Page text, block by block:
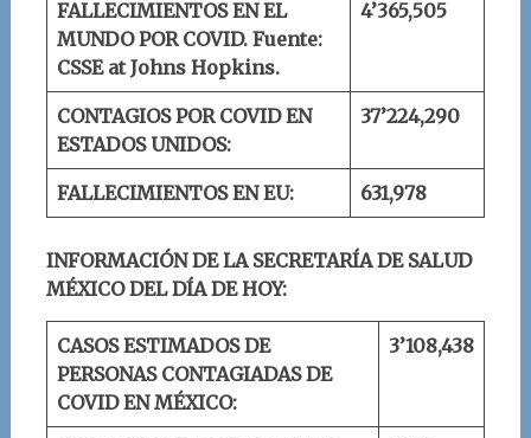
FALLECIMIENTOS EN EL
MUNDO POR COVID. Fuente:
CSSE at Johns Hopkins.
4’365,505
CONTAGIOS POR COVID EN
ESTADOS UNIDOS:
37’224,290
FALLECIMIENTOS EN EU: 631,978
INFORMACIÓN DE LA SECRETARÍA DE SALUD
MÉXICO DEL DÍA DE HOY:
CASOS ESTIMADOS DE
PERSONAS CONTAGIADAS DE
COVID EN MÉXICO:
3’108,438